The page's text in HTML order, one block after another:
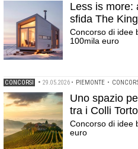
Less is more:
sfida The
Concorso di idee
100mila euro
CONCORSI • 29.05.2026 • PIEMONTE •
Uno spazio
tra i Colli
Concorso di idee
euro